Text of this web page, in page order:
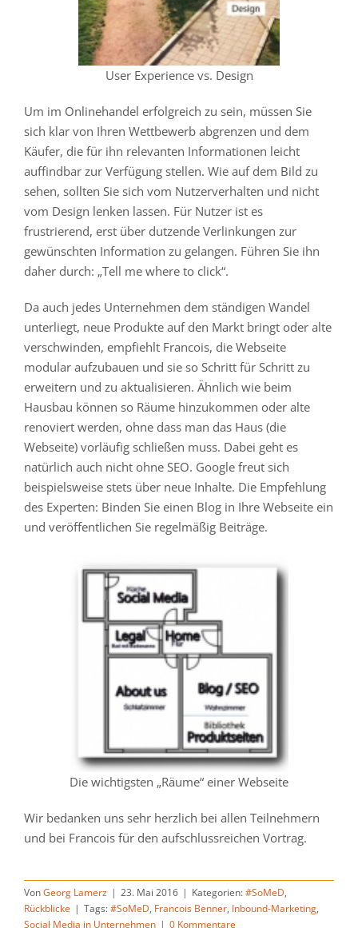
User Experience vs. Design
Um im Onlinehandel erfolgreich zu sein, müssen Sie
sich klar von Ihren Wettbewerb abgrenzen und dem
Käufer, die für ihn relevanten Informationen leicht
auffindbar zur Verfügung stellen. Wie auf dem Bild zu
sehen, sollten Sie sich vom Nutzerverhalten und nicht
vom Design lenken lassen. Für Nutzer ist es
frustrierend, erst über dutzende Verlinkungen zur
gewünschten Information zu gelangen. Führen Sie ihn
daher durch: „Tell me where to click“.
Da auch jedes Unternehmen dem ständigen Wandel
unterliegt, neue Produkte auf den Markt bringt oder alte
verschwinden, empfiehlt Francois, die Webseite
modular aufzubauen und sie so Schritt für Schritt zu
erweitern und zu aktualisieren. Ähnlich wie beim
Hausbau können so Räume hinzukommen oder alte
renoviert werden, ohne dass man das Haus (die
Webseite) vorläufig schließen muss. Dabei geht es
natürlich auch nicht ohne SEO. Google freut sich
beispielsweise stets über neue Inhalte. Die Empfehlung
des Experten: Binden Sie einen Blog in Ihre Webseite ein
und veröffentlichen Sie regelmäßig Beiträge.
Die wichtigsten „Räume“ einer Webseite
Wir bedanken uns sehr herzlich bei allen Teilnehmern
und bei Francois für den aufschlussreichen Vortrag.
VonGeorg Lamerz | 23. Mai 2016 | Kategorien:#SoMeD,
Rückblicke | Tags:#SoMeD, Francois Benner, Inbound-Marketing,
Social Media in Unternehmen | 0 Kommentare